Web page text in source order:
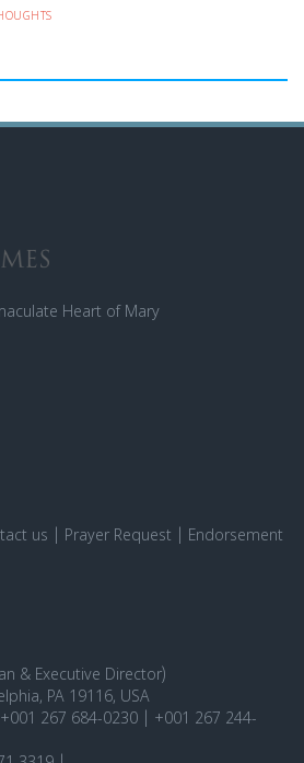
Heart of Mary
us Prayer Request
Endorsement
& Executive Director)
PA 19116, USA
267 684-0230 | +001 267 244-